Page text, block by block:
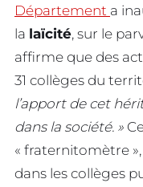
Département a
la laïcité, sur le
affirme que des
31 collèges du
l’apport de cet
dans la société. »
« fraternitomètre
dans les collèges